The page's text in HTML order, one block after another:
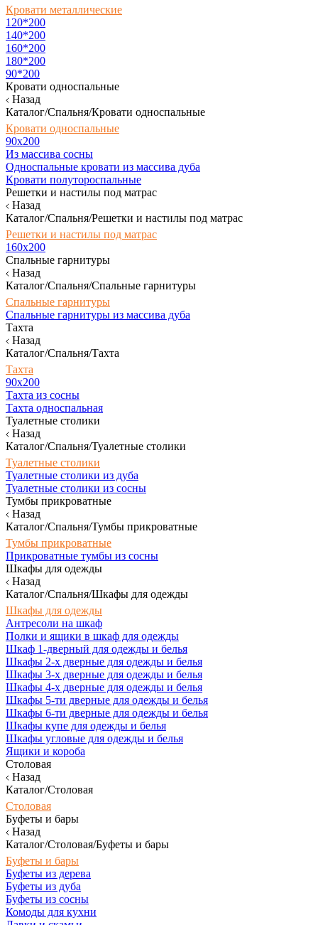
Кровати металлические
120*200
140*200
160*200
180*200
90*200
Кровати односпальные
Назад
Каталог/Спальня/Кровати односпальные
Кровати односпальные
90х200
Из массива сосны
Односпальные кровати из массива дуба
Кровати полутороспальные
Решетки и настилы под матрас
Назад
Каталог/Спальня/Решетки и настилы под матрас
Решетки и настилы под матрас
160х200
Спальные гарнитуры
Назад
Каталог/Спальня/Спальные гарнитуры
Спальные гарнитуры
Спальные гарнитуры из массива дуба
Тахта
Назад
Каталог/Спальня/Тахта
Тахта
90х200
Тахта из сосны
Тахта односпальная
Туалетные столики
Назад
Каталог/Спальня/Туалетные столики
Туалетные столики
Туалетные столики из дуба
Туалетные столики из сосны
Тумбы прикроватные
Назад
Каталог/Спальня/Тумбы прикроватные
Тумбы прикроватные
Прикроватные тумбы из сосны
Шкафы для одежды
Назад
Каталог/Спальня/Шкафы для одежды
Шкафы для одежды
Антресоли на шкаф
Полки и ящики в шкаф для одежды
Шкаф 1-дверный для одежды и белья
Шкафы 2-х дверные для одежды и белья
Шкафы 3-х дверные для одежды и белья
Шкафы 4-х дверные для одежды и белья
Шкафы 5-ти дверные для одежды и белья
Шкафы 6-ти дверные для одежды и белья
Шкафы купе для одежды и белья
Шкафы угловые для одежды и белья
Ящики и короба
Столовая
Назад
Каталог/Столовая
Столовая
Буфеты и бары
Назад
Каталог/Столовая/Буфеты и бары
Буфеты и бары
Буфеты из дерева
Буфеты из дуба
Буфеты из сосны
Комоды для кухни